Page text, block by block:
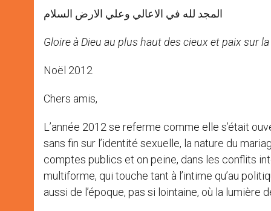
المجد لله في الاعالي وعلي الارض السلام
Gloire à Dieu au plus haut des cieux et paix sur
Noël 2012
Chers amis,
L’année 2012 se referme comme elle s’était
sans fin sur l’identité sexuelle, la nature du
comptes publics et on peine, dans les conflits
multiforme, qui touche tant à l’intime qu’au
aussi de l’époque, pas si lointaine, où la lumière